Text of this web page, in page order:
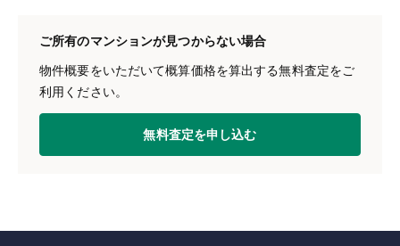
ご所有のマンションが見つからない場合
物件概要をいただいて概算価格を算出する無料査定をご
利用ください。
無料査定を申し込む